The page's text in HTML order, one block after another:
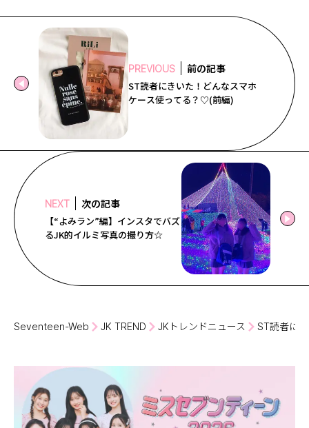
PREVIOUS 前の記事
ST読者にきいた！どんなスマホ
ケース使ってる？♡(前編)
NEXT 次の記事
【“よみラン”編】インスタでバズ
るJK的イルミ写真の撮り方☆
Seventeen-Web JK TREND JKトレンドニュース ST読者に